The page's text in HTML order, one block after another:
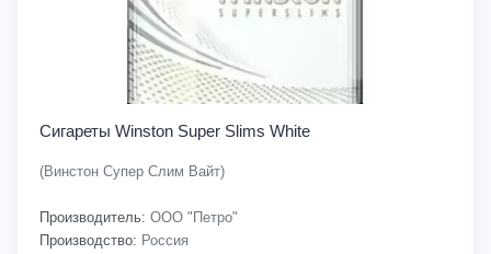
Сигареты Winston Super Slims White
(Винстон Супер Слим Вайт)
Производитель: ООО "Петро"
Производство: Россия